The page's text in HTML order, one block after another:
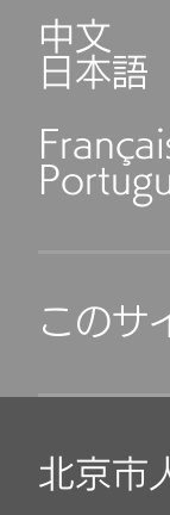
中文
日本語
このサ
北京市